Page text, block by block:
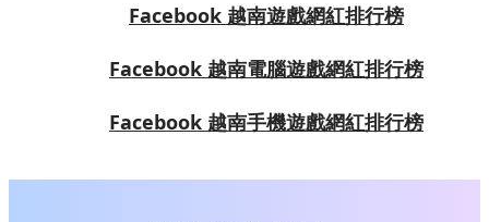
Facebook 越南遊戲網紅排行榜
Facebook 越南電腦遊戲網紅排行榜
Facebook 越南手機遊戲網紅排行榜